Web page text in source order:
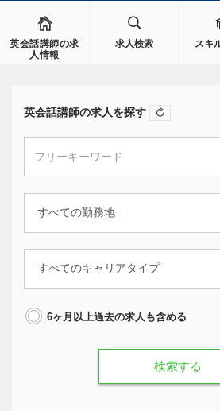
英会話講師の求
人情報
求人検索 スキ
英会話講師の求人を探す
6ヶ月以上過去の求人も含める
検索する